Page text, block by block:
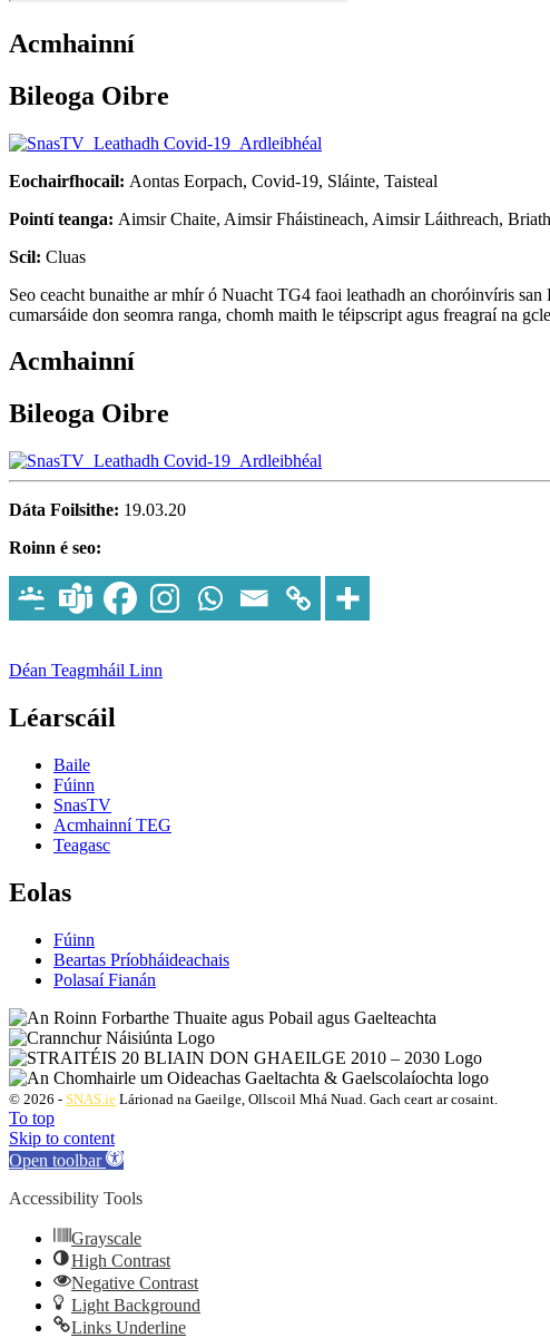
Acmhainní
Bileoga Oibre
Eochairfhocail: Aontas Eorpach, Covid-19, Sláinte, Taisteal
Pointí teanga: Aimsir Chaite, Aimsir Fháistineach, Aimsir Láithreach,
Scil: Cluas
Seo ceacht bunaithe ar mhír ó Nuacht TG4 faoi leathadh an choróinvíris
cumarsáide don seomra ranga, chomh maith le téipscript agus freagraí na
Acmhainní
Bileoga Oibre
Dáta Foilsithe: 19.03.20
Roinn é seo:
Déan Teagmháil Linn
Léarscáil
Baile
Fúinn
SnasTV
Acmhainní TEG
Teagasc
Eolas
Fúinn
Beartas Príobháideachais
Polasaí Fianán
© 2026 - SNAS.ie Lárionad na Gaeilge, Ollscoil Mhá Nuad. Gach ceart ar cosaint.
To top
Skip to content
Open toolbar
Accessibility Tools
Grayscale
High Contrast
Negative Contrast
Light Background
Links Underline